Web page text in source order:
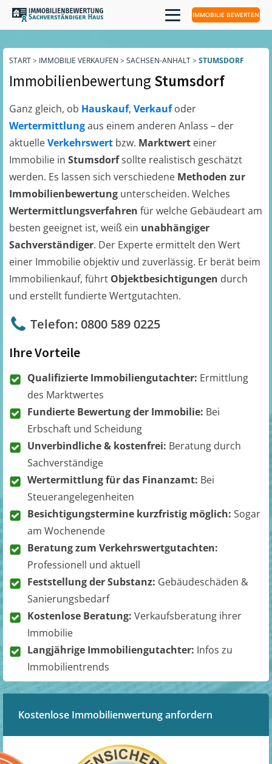
IMMOBILIE BEWERTEN
START> IMMOBILIE VERKAUFEN > SACHSEN-ANHALT> STUMSDORF
ImmobilienbewertungStumsdorf
Ganz gleich, ob Hauskauf, Verkaufoder
Wertermittlungaus einem anderen Anlass – der
aktuelleVerkehrswert bzw. Marktwert einer
Immobilie in Stumsdorfsollte realistisch geschätzt
werden. Es lassen sich verschiedene Methoden zur
Immobilienbewertung unterscheiden. Welches
Wertermittlungsverfahren für welche Gebäudeart am
besten geeignet ist, weiß ein unabhängiger
Sachverständiger. Der Experte ermittelt den Wert
einer Immobilie objektiv und zuverlässig. Er berät beim
Immobilienkauf, führt Objektbesichtigungen durch
und erstellt fundierte Wertgutachten.
Telefon: 0800 589 0225
Ihre Vorteile
Qualifizierte Immobiliengutachter: Ermittlung
des Marktwertes
Fundierte Bewertung der Immobilie: Bei
Erbschaft und Scheidung
Unverbindliche & kostenfrei: Beratung durch
Sachverständige
Wertermittlung für das Finanzamt: Bei
Steuerangelegenheiten
Besichtigungstermine kurzfristig möglich: Sogar
am Wochenende
Beratung zum Verkehrswertgutachten:
Professionell und aktuell
Feststellung der Substanz: Gebäudeschäden &
Sanierungsbedarf
Kostenlose Beratung: Verkaufsberatung ihrer
Immobilie
Langjährige Immobiliengutachter: Infos zu
Immobilientrends
Kostenlose Immobilienwertung anfordern